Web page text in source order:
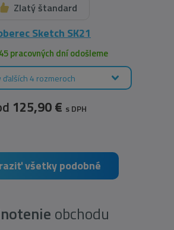
Zlatý štandard
Sketch SK21
pracovných dní odošleme
ďalších 4 rozmeroch
125,90 € s DPH
všetky podobné
obchodu